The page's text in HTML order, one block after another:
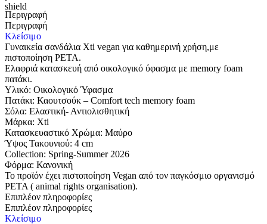
Περιγραφή
Περιγραφή
Κλείσιμο
Γυναικεία σανδάλια Xti vegan για καθημερινή χρήση,με
πιστοποίηση PETA.
Ελαφριά κατασκευή από οικολογικό ύφασμα με memory foam
πατάκι.
Υλικό: Οικολογικό Ύφασμα
Πατάκι: Καουτσούκ – Comfort tech memory foam
Σόλα: Eλαστική- Αντιολισθητική
Μάρκα: Xti
Κατασκευαστικό Χρώμα: Μαύρο
Ύψος Τακουνιού: 4 cm
Collection: Spring-Summer 2026
Φόρμα: Κανονική
Το προϊόν έχει πιστοποίηση Vegan από τον παγκόσμιο οργανισμό
PETA ( animal rights organisation).
Επιπλέον πληροφορίες
Επιπλέον πληροφορίες
Κλείσιμο